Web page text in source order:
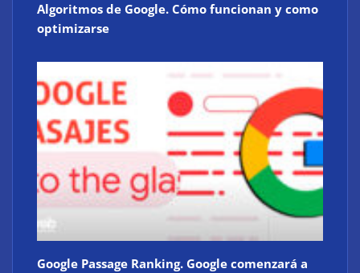
Algoritmos de Google. Cómo funcionan y como
optimizarse
Google Passage Ranking. Google comenzará a